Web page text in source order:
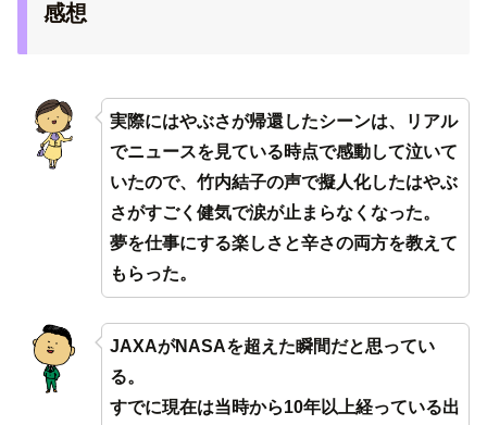
感想
実際にはやぶさが帰還したシーンは、リアル
でニュースを見ている時点で感動して泣いて
いたので、竹内結子の声で擬人化したはやぶ
さがすごく健気で涙が止まらなくなった。
夢を仕事にする楽しさと辛さの両方を教えて
もらった。
JAXAがNASAを超えた瞬間だと思ってい
る。
すでに現在は当時から10年以上経っている出